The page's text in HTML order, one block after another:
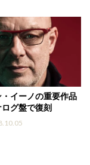
イーノの重要作品
グ盤で復刻